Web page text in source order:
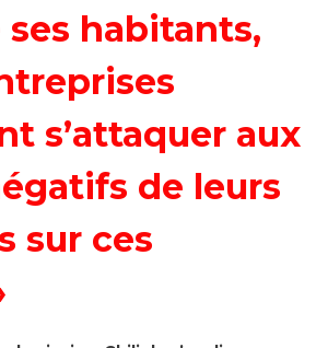
ses habitants,
s’attaquer aux
de leurs
sur ces